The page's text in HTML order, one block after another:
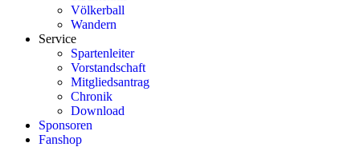
Völkerball
Wandern
Service
Spartenleiter
Vorstandschaft
Mitgliedsantrag
Chronik
Download
Sponsoren
Fanshop